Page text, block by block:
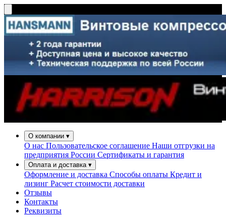
О компании ▾
О нас Пользовательское соглашение Наши отгрузки на
предприятия России Сертификаты и гарантия
Оплата и доставка ▾
Оформление и доставка Способы оплаты Кредит и
лизинг Расчет стоимости доставки
Отзывы
Контакты
Реквизиты